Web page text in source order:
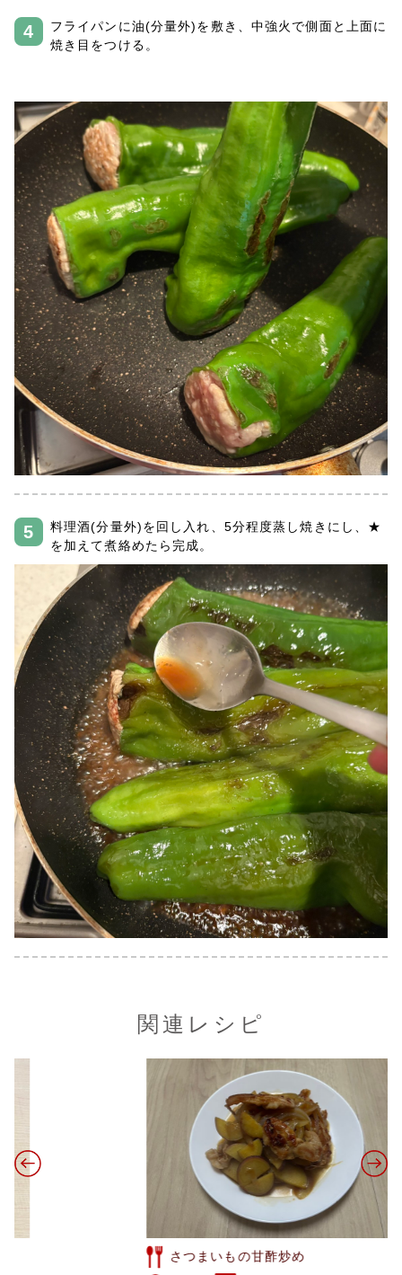
フライパンに油(分量外)を敷き、中強火で側面と上面に
焼き目をつける。
料理酒(分量外)を回し入れ、5分程度蒸し焼きにし、★
を加えて煮絡めたら完成。
関連レシピ
さつまいもの甘酢炒め